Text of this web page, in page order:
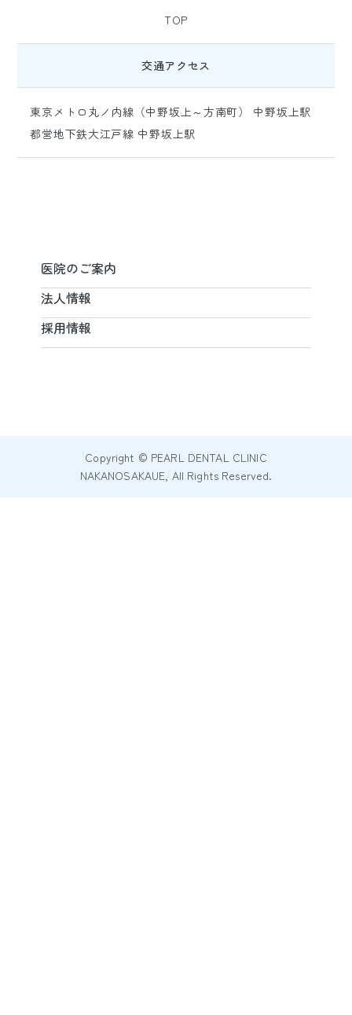
TOP
交通アクセス
東京メトロ丸ノ内線（中野坂上～方南町） 中野坂上駅
都営地下鉄大江戸線 中野坂上駅
医院のご案内
法人情報
採用情報
Copyright © PEARL DENTAL CLINIC
NAKANOSAKAUE, All Rights Reserved.